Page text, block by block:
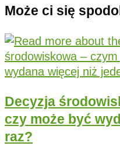
Może ci się
Decyzja
czy może być
raz?